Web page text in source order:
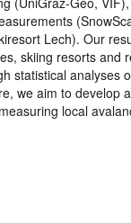
Lech). Our
skiing resorts and
statistical analyses
we aim to develop
local